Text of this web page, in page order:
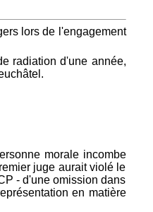
lors de l'engagement
radiation d'une année,
morale incombe
juge aurait violé le
- d'une omission dans
en matière